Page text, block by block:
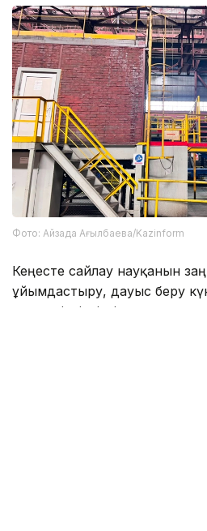
Фото: Айзада Ағылбаева/Kazinform
Кеңесте сайлау науқанын
ұйымдастыру, дауыс беру
пен қауіпсіздікті